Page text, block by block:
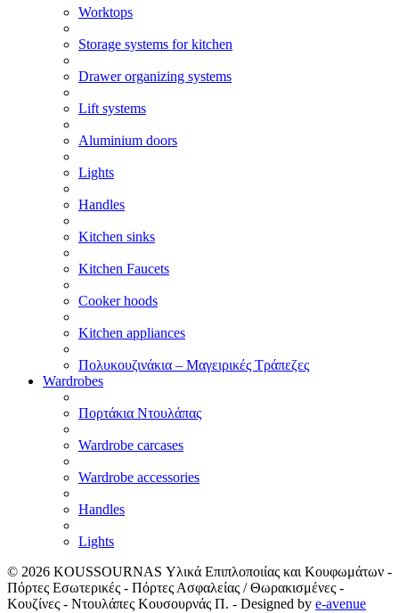
Worktops
Storage systems for kitchen
Drawer organizing systems
Lift systems
Aluminium doors
Lights
Handles
Kitchen sinks
Kitchen Faucets
Cooker hoods
Kitchen appliances
Πολυκουζινάκια – Μαγειρικές Τράπεζες
Wardrobes
Πορτάκια Ντουλάπας
Wardrobe carcases
Wardrobe accessories
Handles
Lights
© 2026 KOUSSOURNAS Υλικά Επιπλοποιίας και Κουφωμάτων -
Πόρτες Εσωτερικές - Πόρτες Ασφαλείας / Θωρακισμένες -
Κουζίνες - Ντουλάπες Κουσουρνάς Π. - Designed by e-avenue